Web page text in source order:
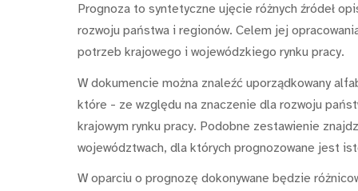
Prognoza to syntetyczne ujęcie różnych źródeł
rozwoju państwa i regionów. Celem jej
potrzeb krajowego i wojewódzkiego rynku pracy.
W dokumencie można znaleźć uporządkowany
które - ze względu na znaczenie dla rozwoju
krajowym rynku pracy. Podobne zestawienie
województwach, dla których prognozowane jest
W oparciu o prognozę dokonywane będzie